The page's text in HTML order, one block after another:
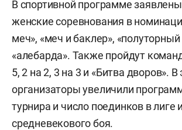
В спортивной программе
женские соревнования в
меч», «меч и баклер»,
«алебарда». Также пройдут
5, 2 на 2, 3 на 3 и «Битва дворов». В
организаторы увеличили
турнира и число поединков в лиге
средневекового боя.